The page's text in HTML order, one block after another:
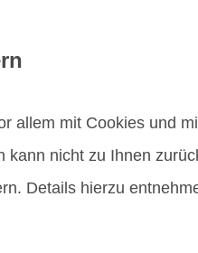
allem mit Cookies und
nicht zu Ihnen
Details hierzu